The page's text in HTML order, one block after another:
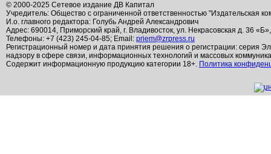
© 2000-2025 Сетевое издание ДВ Капитал
Учредитель: Общество с ограниченной ответственностью "Издательская
И.о. главного редактора: Голубь Андрей Александрович
Адрес: 690014, Приморский край, г. Владивосток, ул. Некрасовская д. 36
Телефоны: +7 (423) 245-04-85; Email: priem@zrpress.ru
Регистрационный номер и дата принятия решения о регистрации: серия
надзору в сфере связи, информационных технологий и массовых
Содержит информационную продукцию категории 18+. Политика